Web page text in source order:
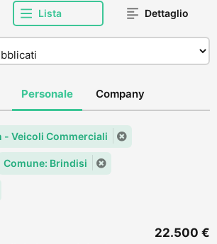
Lista Dettaglio
Personale Company
- Veicoli Commerciali
Comune: Brindisi
22.500 €